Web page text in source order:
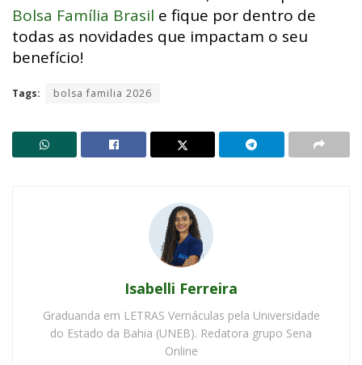
Bolsa Família Brasil e fique por dentro de
todas as novidades que impactam o seu
benefício!
Tags: bolsa familia 2026
Isabelli Ferreira
Graduanda em LETRAS Vernáculas pela Universidade
do Estado da Bahia (UNEB). Redatora grupo Sena
Online